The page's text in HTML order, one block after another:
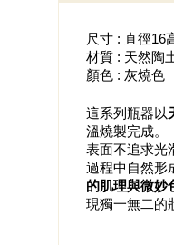
尺寸 : 直徑16
材質 : 天然陶
顏色 : 灰燒色
這系列瓶器以
溫燒製完成。
表面不追求光
過程中自然形
的肌理與微妙
現獨一無二的